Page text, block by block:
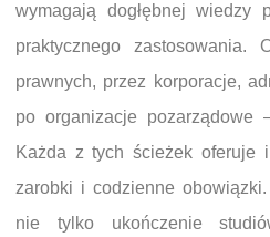
wymagają dogłębnej wiedzy
praktycznego zastosowania.
prawnych, przez korporacje,
po organizacje pozarządowe
Każda z tych ścieżek oferuje
zarobki i codzienne
nie tylko ukończenie